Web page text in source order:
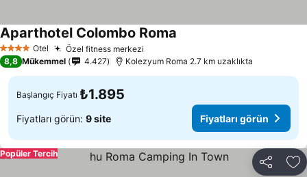
4 Yıldız Otel Özel fitness merkezi
Aparthotel Colombo Roma
8,8 Mükemmel 4.427 Kolezyum Roma 2.7 km uzaklıkta
Başlangıç Fiyatı ₺1.895
Fiyatları görün: 9 site Fiyatları görün
Paylaş
Popüler Tercih